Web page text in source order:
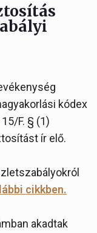
kódex
15/F. § (1)
ír elő.
cikkben.
akadtak